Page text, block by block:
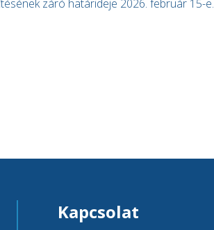
záró határideje 2026. február 15-e.
Kapcsolat